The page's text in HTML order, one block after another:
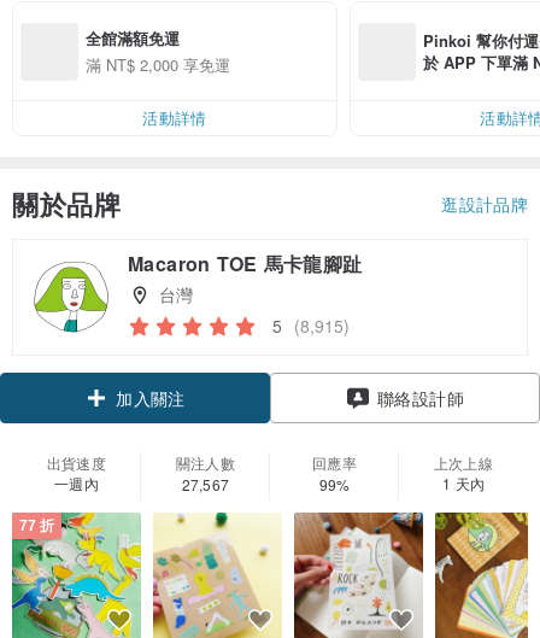
全館滿額免運
滿 NT$ 2,000 享免運
活動詳情
Pinkoi 幫你付
於 APP 下單滿
活動詳
關於品牌 逛設計品牌
Macaron TOE 馬卡龍腳趾
台灣
5 (8,915)
領優惠券
加入關注
聯絡設計師
出貨速度
一週內
關注人數
27,567
回應率
99%
上次上線
1 天內
77 折